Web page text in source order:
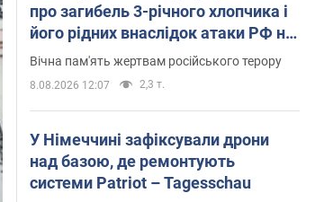
про загибель 3-річного хлопчика і
його рідних внаслідок атаки РФ на
Київщину. Відео та фото
Вічна пам'ять жертвам російського терору
8.08.2026 12:07 2,3 т.
У Німеччині зафіксували дрони
над базою, де ремонтують
системи Patriot – Tagesschau